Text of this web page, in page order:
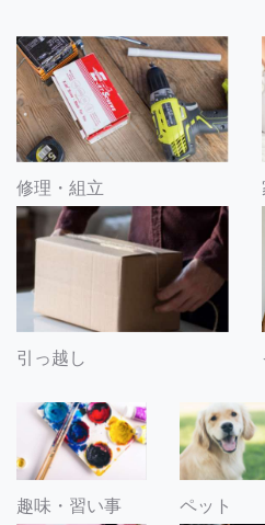
修理・組立
引っ越し
趣味・習い事 ペット